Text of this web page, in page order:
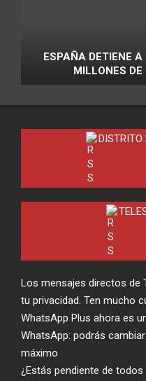
ESPAÑA DETIENE
MILLONES
DISTRITO
Los mensajes directos de
tu privacidad. Ten mucho
WhatsApp Plus ahora es
WhatsApp: podrás
máximo
¿Estás pendiente de